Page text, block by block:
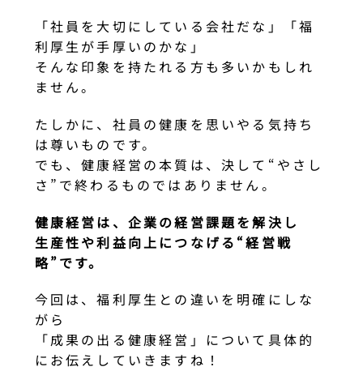
「社員を大切にしている会社だな」「福
利厚生が手厚いのかな」
そんな印象を持たれる方も多いかもしれ
ません。
たしかに、社員の健康を思いやる気持ち
は尊いものです。
でも、健康経営の本質は、決して“やさし
さ”で終わるものではありません。
健康経営は、企業の経営課題を解決し
生産性や利益向上につなげる“経営戦
略”です。
今回は、福利厚生との違いを明確にしな
がら
「成果の出る健康経営」について具体的
にお伝えしていきますね！